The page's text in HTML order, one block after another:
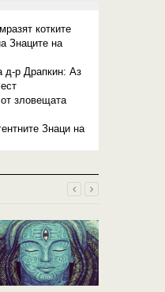
котките
Знаците на
д-р Драпкин: Аз
зловещата
Знаци на